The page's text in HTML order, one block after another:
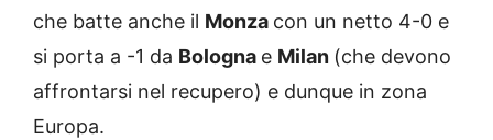
che batte anche il Monza con un netto 4-0 e
si porta a -1 da Bologna e Milan (che devono
affrontarsi nel recupero) e dunque in zona
Europa.